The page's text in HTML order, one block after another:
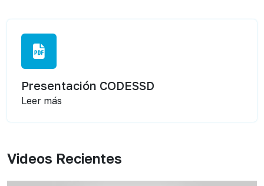
Presentación CODESSD
Leer más
Videos Recientes